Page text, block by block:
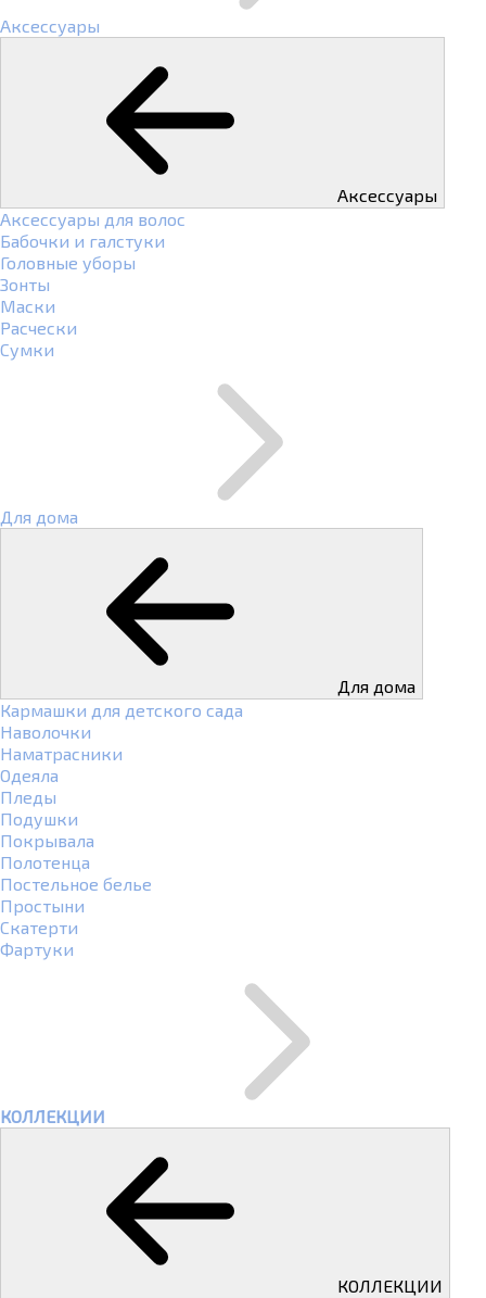
Аксессуары
Аксессуары
Аксессуары для волос
Бабочки и галстуки
Головные уборы
Зонты
Маски
Расчески
Сумки
Для дома
Для дома
Кармашки для детского сада
Наволочки
Наматрасники
Одеяла
Пледы
Подушки
Покрывала
Полотенца
Постельное белье
Простыни
Скатерти
Фартуки
КОЛЛЕКЦИИ
КОЛЛЕКЦИИ